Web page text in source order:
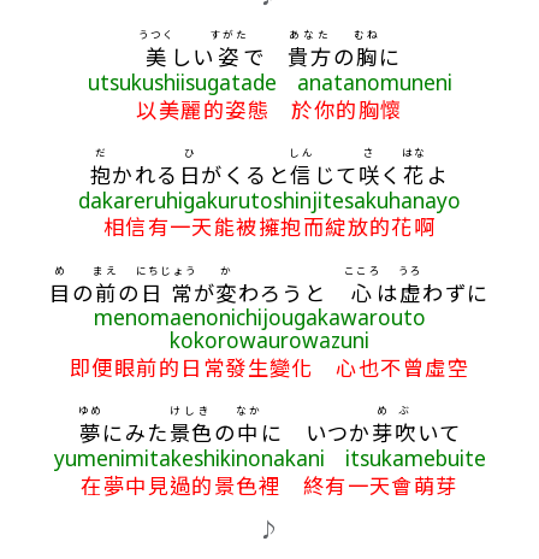
美
うつく
しい 姿
すがた
で 貴方
あなた
の胸
むね
に
utsukushiisugatade anatanomuneni
以美麗的姿態 於你的胸懷
抱
だ
かれる 日
ひ
がくると信
しん
じて咲
さ
く 花
はな
よ
dakareruhigakurutoshinjitesakuhanayo
相信有一天能被擁抱而綻放的花啊
目
め
の前
まえ
の 日常
にちじょう
が変
か
わろうと 心
こころ
は虚
うろ
わずに
menomaenonichijougakawarouto
kokorowaurowazuni
即便眼前的日常發生變化 心也不曾虛空
夢
ゆめ
にみた景色
けしき
の中
なか
に いつか芽吹
めぶ
いて
yumenimitakeshikinonakani itsukamebuite
在夢中見過的景色裡 終有一天會萌芽
♪